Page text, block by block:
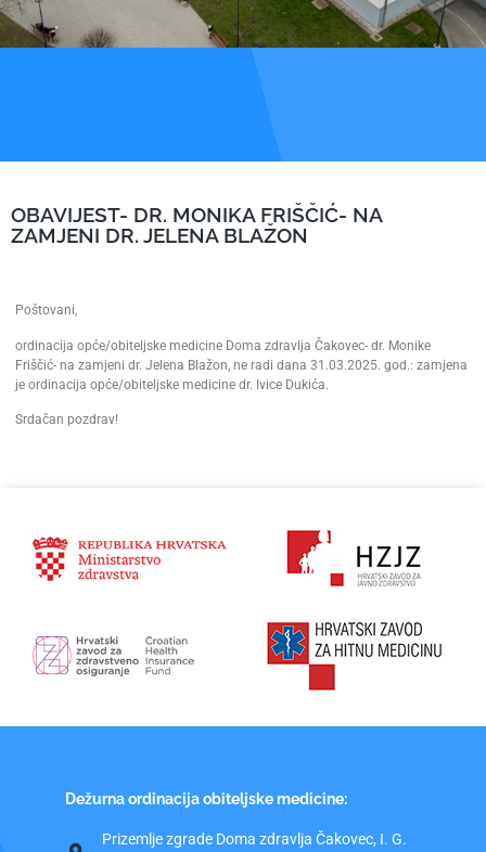
OBAVIJEST- DR. MONIKA FRIŠČIĆ- NA
ZAMJENI DR. JELENA BLAŽON
Poštovani,
ordinacija opće/obiteljske medicine Doma zdravlja Čakovec- dr. Monike
Friščić- na zamjeni dr. Jelena Blažon, ne radi dana 31.03.2025. god.: zamjena
je ordinacija opće/obiteljske medicine dr. Ivice Dukića.
Srdačan pozdrav!
Dežurna ordinacija obiteljske medicine:
Prizemlje zgrade Doma zdravlja Čakovec, I. G.